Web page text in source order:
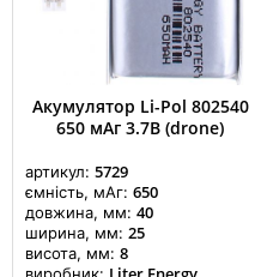
Акумулятор Li-Pol 802540
650 мАг 3.7В (drone)
артикул: 5729
ємність, мАг: 650
довжина, мм: 40
ширина, мм: 25
висота, мм: 8